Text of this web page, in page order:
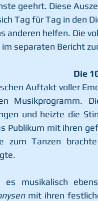
geehrt. Diese
Tag für Tag in den
anderen helfen. Die
separaten Bericht
Die
Auftakt voller
Musikprogramm.
und heizte die
Publikum mit ihren
zum Tanzen
mit ihren